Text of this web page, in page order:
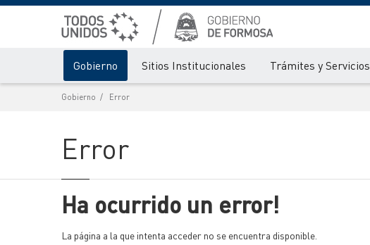
Gobierno Sitios Institucionales Trámites y Servicios
Gobierno Error
Error
Ha ocurrido un error!
La página a la que intenta acceder no se encuentra disponible.